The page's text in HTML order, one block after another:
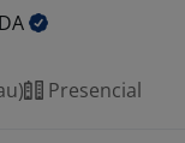
Presencial